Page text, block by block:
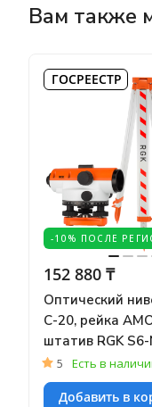
Вам также
-10% ПОСЛЕ
ГОСРЕЕСТР
152 880 ₸
Оптический
C-20, рейка
штатив RGK S6-
5 Есть в
Добавить в